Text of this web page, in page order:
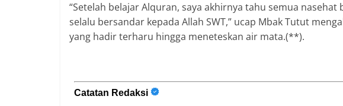
“Setelah belajar Alquran, saya akhirnya tahu semua nasehat
selalu bersandar kepada Allah SWT,” ucap Mbak Tutut
yang hadir terharu hingga meneteskan air mata.(**).